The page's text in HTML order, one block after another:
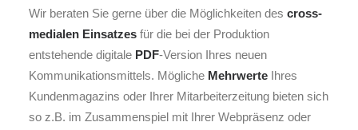
Wir beraten Sie gerne über die Möglichkeiten des cross-
medialen Einsatzes für die bei der Produktion
entstehende digitale PDF-Version Ihres neuen
Kommunikationsmittels. Mögliche Mehrwerte Ihres
Kundenmagazins oder Ihrer Mitarbeiterzeitung bieten sich
so z.B. im Zusammenspiel mit Ihrer Webpräsenz oder